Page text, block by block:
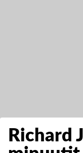
Richard